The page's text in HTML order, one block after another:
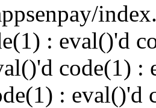
: eval()'d
code(1) :
: eval()'d